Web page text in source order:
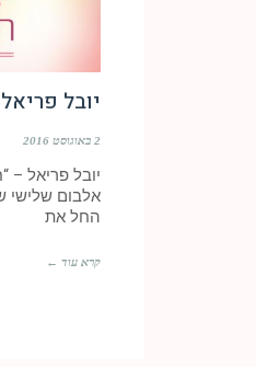
יובל
2 באוגוסט 2016
יובל פריאל –
אלבום שלישי
החל את
קרא עוד ←